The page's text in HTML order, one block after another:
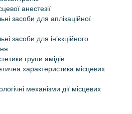
анестезії
засоби для аплікаційної
засоби для ін’єкційного
групи амідів
характеристика місцевих
механізми дії місцевих